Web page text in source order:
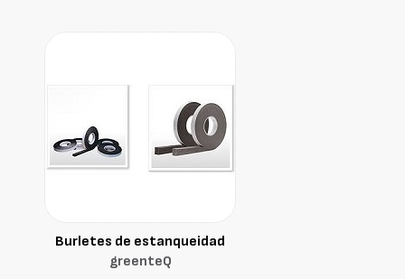
Burletes de estanqueidad
greenteQ